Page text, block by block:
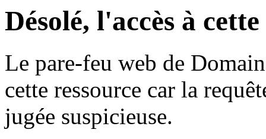
Désolé, l'accès à
Le pare-feu web de
cette ressource car la
jugée suspicieuse.